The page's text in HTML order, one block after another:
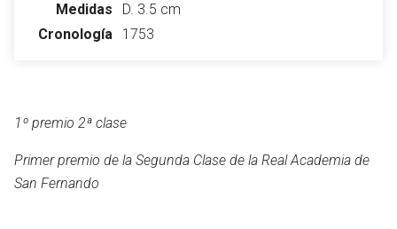
Leer
Medidas
D. 3.5 cm
Cronología
1753
1º premio 2ª clase
Primer premio de la Segunda Clase de la Real Academia de
San Fernando